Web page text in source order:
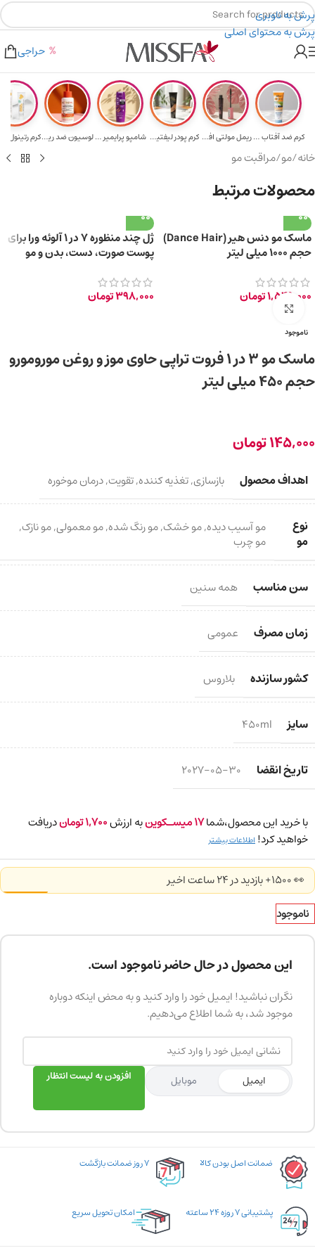
پرش به ناوبری
پرش به محتوای اصلی
۲٪ تخفیف روی سبد خرید برای روش کارت به کارت
هدیه برای خرید های بالای ۵ میلیون تومن
حراجی
کرم ضد آفتاب حا... ریمل مولتی افکت... کرم پودر لیفتین... شامپو پرایمیر پ... لوسیون ضد ریزش ...
خانه/مو/مراقبت مو
محصولات مرتبط
ماسک مو دنس هیر (Dance Hair)
حجم ۱۰۰۰ میلی لیتر
1,549,000تومان
ژل چند منظوره 7 در 1 آلوئه ورا برای
پوست صورت، دست، بدن و مو
398,000تومان
ناموجود
برای بزرگ‌نمایی کلیک کنید
ماسک مو 3 در 1 فروت تراپی حاوی موز و روغن مورومورو
حجم 450 میلی لیتر
145,000تومان
اهداف محصول بازسازی,تغذیه کننده,تقویت,درمان موخوره
نوع
مو
مو آسیب دیده,مو خشک,مو رنگ شده,مو معمولی,مو نازک,
مو چرب
سن مناسب همه سنین
زمان مصرف عمومی
کشور سازنده بلاروس
سایز 450ml
تاریخ انقضا 2027-05-30
با خرید این محصول،شما17میسـکوینبه ارزش1,700توماندریافت
خواهید کرد! اطلاعات بیشتر
👀 1500+ بازدید در ۲۴ ساعت اخیر
ناموجود
این محصول در حال حاضر ناموجود است.
نگران نباشید! ایمیل خود را وارد کنید و به محض اینکه دوباره
موجود شد، به شما اطلاع می‌دهیم.
ایمیل موبایل افزودن به لیست انتظار
ضمانت اصل بودن کالا ۷ روز ضمانت بازگشت
پشتیبانی ۷ روزه ۲۴ ساعته امکان تحویل سریع